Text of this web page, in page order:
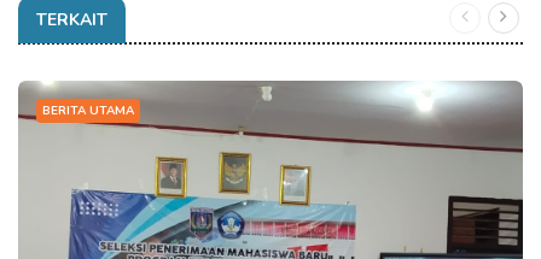
TERKAIT
BERITA UTAMA